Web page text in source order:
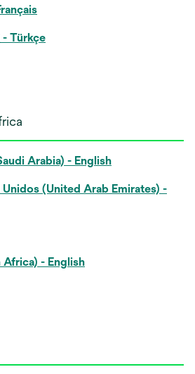
Türkçe
Arabia) - English
(United Arab Emirates) -
- English